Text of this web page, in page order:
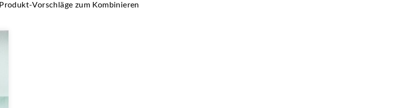
Produkt-Vorschläge zum Kombinieren